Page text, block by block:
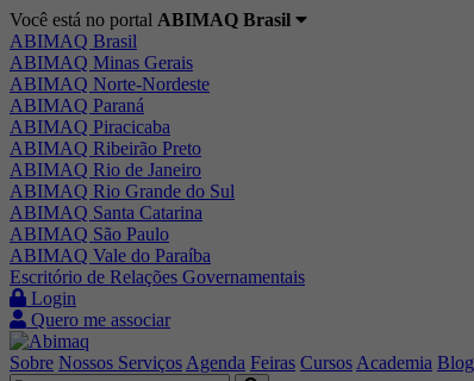
Você está no portal ABIMAQ Brasil
ABIMAQ Brasil
ABIMAQ Minas Gerais
ABIMAQ Norte-Nordeste
ABIMAQ Paraná
ABIMAQ Piracicaba
ABIMAQ Ribeirão Preto
ABIMAQ Rio de Janeiro
ABIMAQ Rio Grande do Sul
ABIMAQ Santa Catarina
ABIMAQ São Paulo
ABIMAQ Vale do Paraíba
Escritório de Relações Governamentais
Login
Quero me associar
Sobre Nossos Serviços Agenda Feiras Cursos Academia Blog